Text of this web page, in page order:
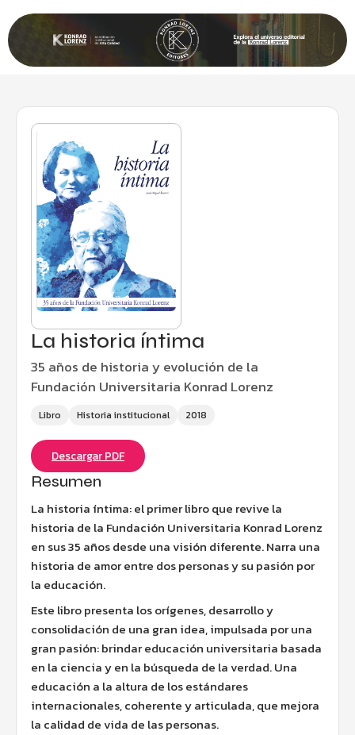
La historia íntima
35 años de historia y evolución de la
Fundación Universitaria Konrad Lorenz
Libro Historia institucional 2018
Descargar PDF
Resumen
La historia íntima: el primer libro que revive la
historia de la Fundación Universitaria Konrad Lorenz
en sus 35 años desde una visión diferente. Narra una
historia de amor entre dos personas y su pasión por
la educación.
Este libro presenta los orígenes, desarrollo y
consolidación de una gran idea, impulsada por una
gran pasión: brindar educación universitaria basada
en la ciencia y en la búsqueda de la verdad. Una
educación a la altura de los estándares
internacionales, coherente y articulada, que mejora
la calidad de vida de las personas.